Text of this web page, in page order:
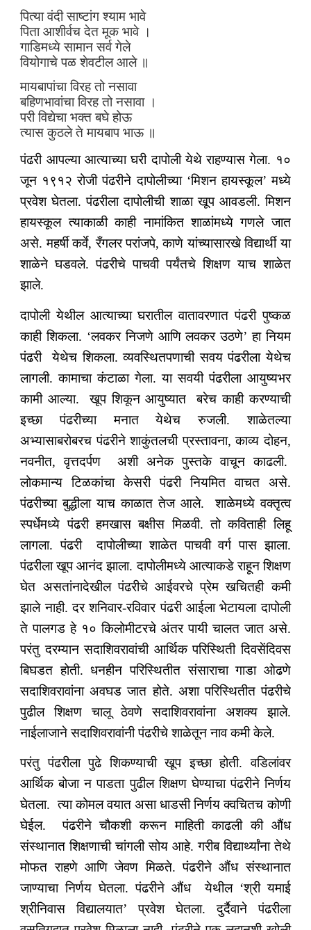
पित्या वंदी साष्टांग श्याम भावे
पिता आशीर्वच देत मूक भावे ।
गाडिमध्ये सामान सर्व गेले
वियोगाचे पळ शेवटील आले ॥
मायबापांचा विरह तो नसावा
बहिणभावांचा विरह तो नसावा ।
परी विद्येचा भक्त बघे होऊ
त्यास कुठले ते मायबाप भाऊ ॥
पंढरी आपल्या आत्याच्या घरी दापोली येथे राहण्यास गेला. १०
जून १९१२ रोजी पंढरीने दापोलीच्या ‘मिशन हायस्कूल’ मध्ये
प्रवेश घेतला. पंढरीला दापोलीची शाळा खूप आवडली. मिशन
हायस्कूल त्याकाळी काही नामांकित शाळांमध्ये गणले जात
असे. महर्षी कर्वे, रँगलर परांजपे, काणे यांच्यासारखे विद्यार्थी या
शाळेने घडवले. पंढरीचे पाचवी पर्यंतचे शिक्षण याच शाळेत
झाले.
दापोली येथील आत्याच्या घरातील वातावरणात पंढरी पुष्कळ
काही शिकला. ‘लवकर निजणे आणि लवकर उठणे’ हा नियम
पंढरी येथेच शिकला. व्यवस्थितपणाची सवय पंढरीला येथेच
लागली. कामाचा कंटाळा गेला. या सवयी पंढरीला आयुष्यभर
कामी आल्या. खूप शिकून आयुष्यात बरेच काही करण्याची
इच्छा पंढरीच्या मनात येथेच रुजली. शाळेतल्या
अभ्यासाबरोबरच पंढरीने शाकुंतलची प्रस्तावना, काव्य दोहन,
नवनीत, वृत्तदर्पण अशी अनेक पुस्तके वाचून काढली.
लोकमान्य टिळकांचा केसरी पंढरी नियमित वाचत असे.
पंढरीच्या बुद्धीला याच काळात तेज आले. शाळेमध्ये वक्तृत्व
स्पर्धेमध्ये पंढरी हमखास बक्षीस मिळवी. तो कविताही लिहू
लागला. पंढरी दापोलीच्या शाळेत पाचवी वर्ग पास झाला.
पंढरीला खूप आनंद झाला. दापोलीमध्ये आत्याकडे राहून शिक्षण
घेत असतांनादेखील पंढरीचे आईवरचे प्रेम खचितही कमी
झाले नाही. दर शनिवार-रविवार पंढरी आईला भेटायला दापोली
ते पालगड हे १० किलोमीटरचे अंतर पायी चालत जात असे.
परंतु दरम्यान सदाशिवरावांची आर्थिक परिस्थिती दिवसेंदिवस
बिघडत होती. धनहीन परिस्थितीत संसाराचा गाडा ओढणे
सदाशिवरावांना अवघड जात होते. अशा परिस्थितीत पंढरीचे
पुढील शिक्षण चालू ठेवणे सदाशिवरावांना अशक्य झाले.
नाईलाजाने सदाशिवरावांनी पंढरीचे शाळेतून नाव कमी केले.
परंतु पंढरीला पुढे शिकण्याची खूप इच्छा होती. वडिलांवर
आर्थिक बोजा न पाडता पुढील शिक्षण घेण्याचा पंढरीने निर्णय
घेतला. त्या कोमल वयात असा धाडसी निर्णय क्वचितच कोणी
घेईल. पंढरीने चौकशी करून माहिती काढली की औंध
संस्थानात शिक्षणाची चांगली सोय आहे. गरीब विद्यार्थ्यांना तेथे
मोफत राहणे आणि जेवण मिळते. पंढरीने औंध संस्थानात
जाण्याचा निर्णय घेतला. पंढरीने औंध येथील ‘श्री यमाई
श्रीनिवास विद्यालयात’ प्रवेश घेतला. दुर्दैवाने पंढरीला